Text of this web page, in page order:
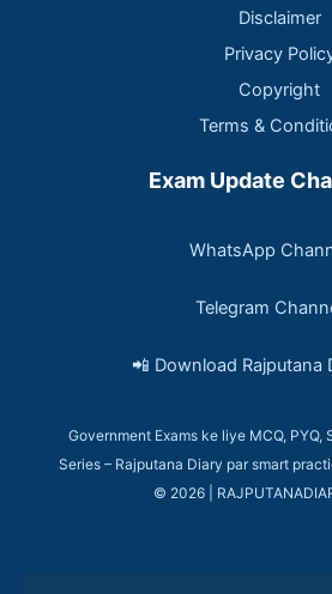
Disclaimer
Privacy
Copyright
Terms &
Exam Update
WhatsApp
Telegram
📲 Download Rajputana
Government Exams ke liye MCQ, PYQ,
Series – Rajputana Diary par smart
© 2026 |